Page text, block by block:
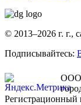
© 2013–2026 г. г.,
Подписывайтесь:
ООО